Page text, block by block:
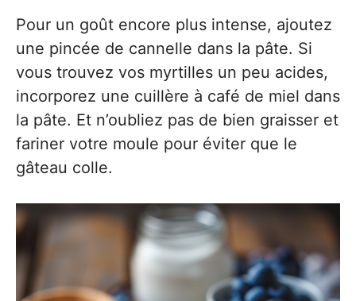
Pour un goût encore plus intense, ajoutez
une pincée de cannelle dans la pâte. Si
vous trouvez vos myrtilles un peu acides,
incorporez une cuillère à café de miel dans
la pâte. Et n’oubliez pas de bien graisser et
fariner votre moule pour éviter que le
gâteau colle.